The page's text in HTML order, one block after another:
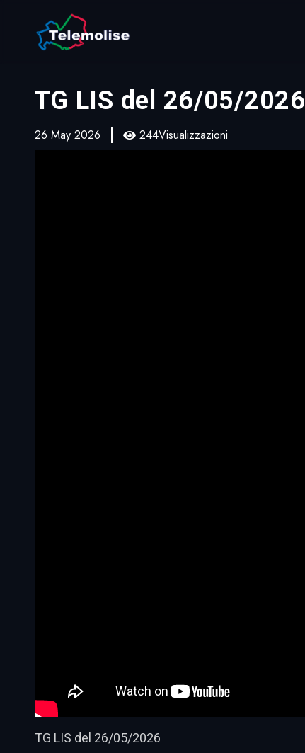
TG LIS del 26/05/2026
26 May 2026 244Visualizzazioni
TG LIS del 26/05/2026